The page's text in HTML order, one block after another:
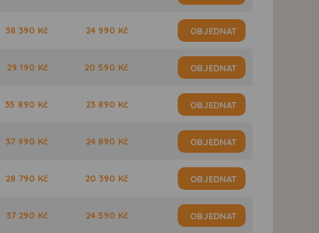
38 390 Kč 24 990 Kč OBJEDNAT
29 190 Kč 20 590 Kč OBJEDNAT
35 890 Kč 23 890 Kč OBJEDNAT
37 990 Kč 24 890 Kč OBJEDNAT
28 790 Kč 20 390 Kč OBJEDNAT
37 290 Kč 24 590 Kč OBJEDNAT